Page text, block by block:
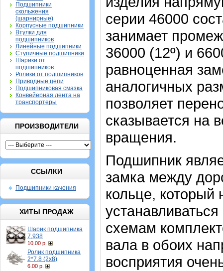
Подшипники
скольжения
(шарнирные)
Корпусные подшипники
Втулки для
подшипников
Линейные подшипники
Ступичные подшипники
Шарики от
подшипников
Ролики от подшипников
Приводные цепи
Подшипниковая смазка
Конвейерная лента на
транспортеры
ПРОИЗВОДИТЕЛИ
ССЫЛКИ
Подшипники качения
ХИТЫ ПРОДАЖ
Шарик подшипника
7,938
10.00 р.
Ролик подшипника
2*7,8 (2х8)
6.00 р.
серии 46000
занимает
36000 (12º) и
равноценная
аналогичных
позволяет
сказывается на
вращения.
Подшипник
замка между
кольце,
схемам
вала в обоих
восприятия